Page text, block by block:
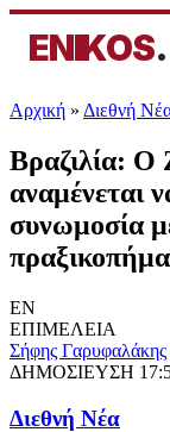
ENIKOS.
Αρχική » Διεθνή
Βραζιλία: Ο
αναμένεται
συνωμοσία
EN
ΕΠΙΜΕΛΕΙΑ
Σήφης Γαρυφαλάκης
ΔΗΜΟΣΙΕΥΣΗ
Διεθνή Νέα